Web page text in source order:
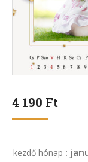
4 190 Ft
kezdő hónap :